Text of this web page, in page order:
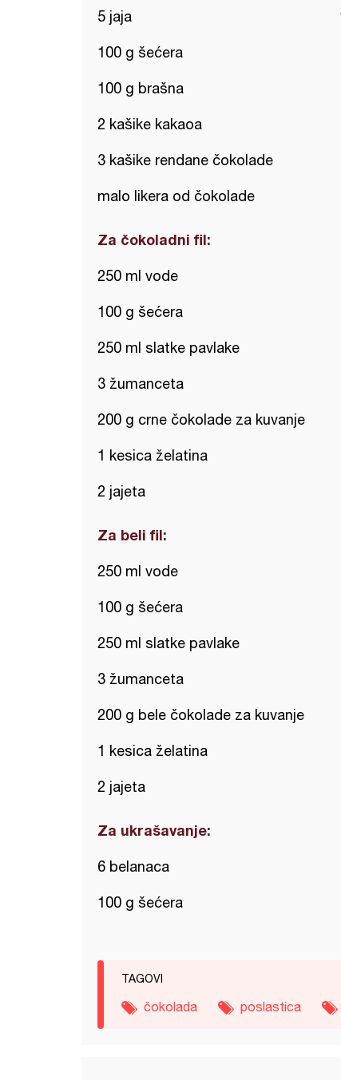
5 jaja
100 g šećera
100 g brašna
2 kašike kakaoa
3 kašike rendane čokolade
malo likera od čokolade
Za čokoladni fil:
250 ml vode
100 g šećera
250 ml slatke pavlake
3 žumanceta
200 g crne čokolade za kuvanje
1 kesica želatina
2 jajeta
Za beli fil:
250 ml vode
100 g šećera
250 ml slatke pavlake
3 žumanceta
200 g bele čokolade za kuvanje
1 kesica želatina
2 jajeta
Za ukrašavanje:
6 belanaca
100 g šećera
TAGOVI
čokolada poslastica